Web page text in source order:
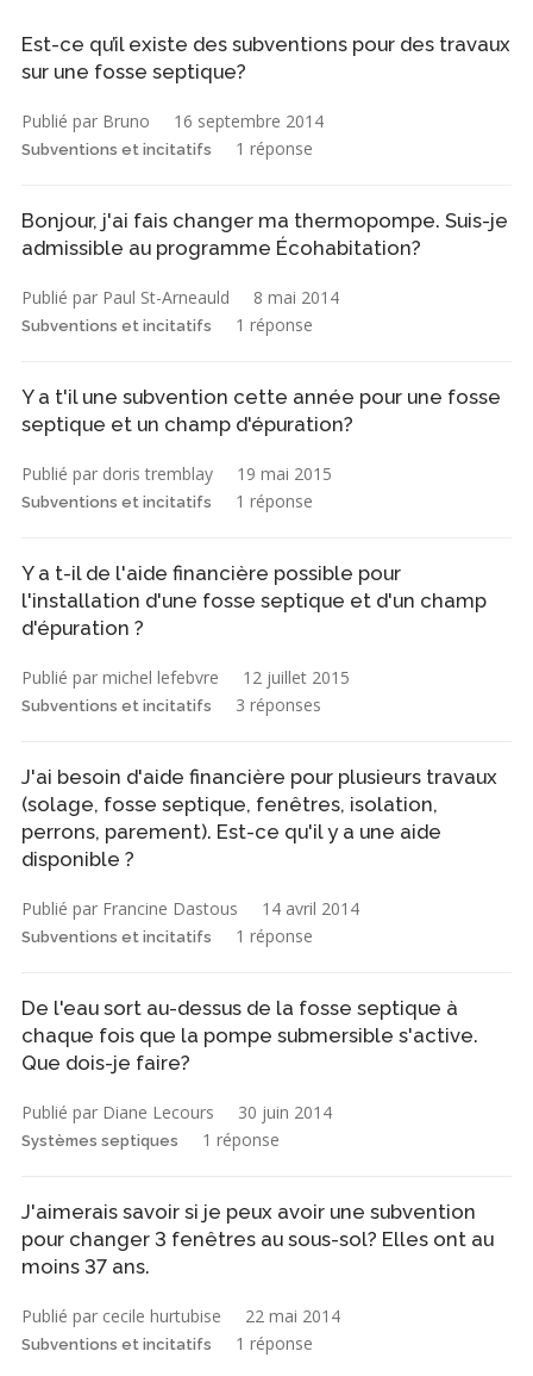
Est-ce qu’il existe des subventions pour des travaux
sur une fosse septique?
Publié par Bruno 16 septembre 2014
Subventions et incitatifs 1 réponse
Bonjour, j'ai fais changer ma thermopompe. Suis-je
admissible au programme Écohabitation?
Publié par Paul St-Arneauld 8 mai 2014
Subventions et incitatifs 1 réponse
Y a t'il une subvention cette année pour une fosse
septique et un champ d'épuration?
Publié par doris tremblay 19 mai 2015
Subventions et incitatifs 1 réponse
Y a t-il de l'aide financière possible pour
l'installation d'une fosse septique et d'un champ
d'épuration ?
Publié par michel lefebvre 12 juillet 2015
Subventions et incitatifs 3 réponses
J'ai besoin d'aide financière pour plusieurs travaux
(solage, fosse septique, fenêtres, isolation,
perrons, parement). Est-ce qu'il y a une aide
disponible ?
Publié par Francine Dastous 14 avril 2014
Subventions et incitatifs 1 réponse
De l'eau sort au-dessus de la fosse septique à
chaque fois que la pompe submersible s'active.
Que dois-je faire?
Publié par Diane Lecours 30 juin 2014
Systèmes septiques 1 réponse
J'aimerais savoir si je peux avoir une subvention
pour changer 3 fenêtres au sous-sol? Elles ont au
moins 37 ans.
Publié par cecile hurtubise 22 mai 2014
Subventions et incitatifs 1 réponse